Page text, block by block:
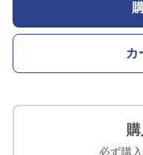
カ
必ず購